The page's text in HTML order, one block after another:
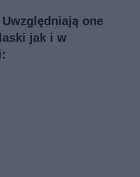
one
jak i w